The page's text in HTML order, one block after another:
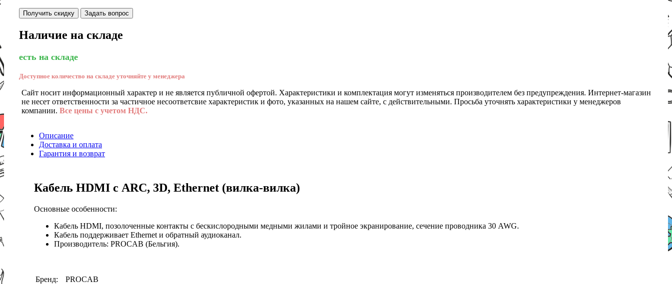
Получить скидку Задать вопрос
Наличие на складе
есть на складе
Доступное количество на складе уточняйте у менеджера
Сайт носит информационный характер и не является публичной офертой. Характеристики и комплектация могут изменяться производителем без предупреждения. Интернет-магазин
не несет ответственности за частичное несоответсвие характеристик и фото, указанных на нашем сайте, с действительными. Просьба уточнять характеристики у менеджеров
компании. Все цены с учетом НДС.
Описание
Доставка и оплата
Гарантия и возврат
Кабель HDMI с ARC, 3D, Ethernet (вилка-вилка)
Основные особенности:
Кабель HDMI, позолоченные контакты с бескислородными медными жилами и тройное экранирование, сечение проводника 30 AWG.
Кабель поддерживает Ethernet и обратный аудиоканал.
Производитель: PROCAB (Бельгия).
Бренд:
PROCAB